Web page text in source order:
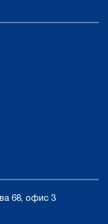
68, офис 3